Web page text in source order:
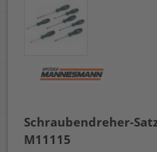
Schraubendreher-
M11115